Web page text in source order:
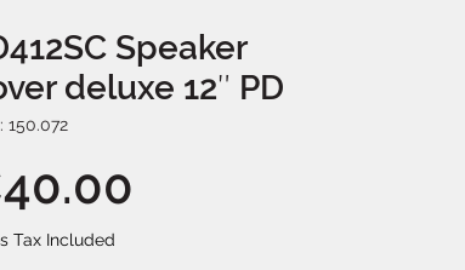
Speaker
deluxe 12″ PD
150.072
Tax Included